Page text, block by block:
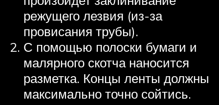
режущего лезвия (из-за
провисания трубы).
С помощью полоски бумаги и
малярного скотча наносится
разметка. Концы ленты должны
максимально точно сойтись.